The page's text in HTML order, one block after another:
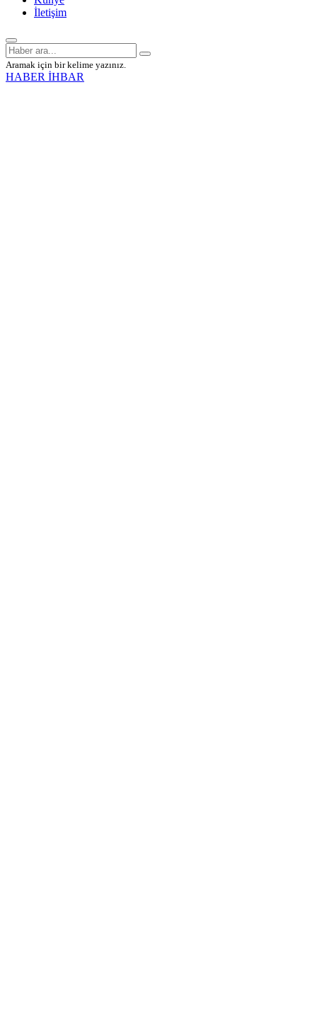
İletişim
Aramak için bir kelime yazınız.
HABER İHBAR